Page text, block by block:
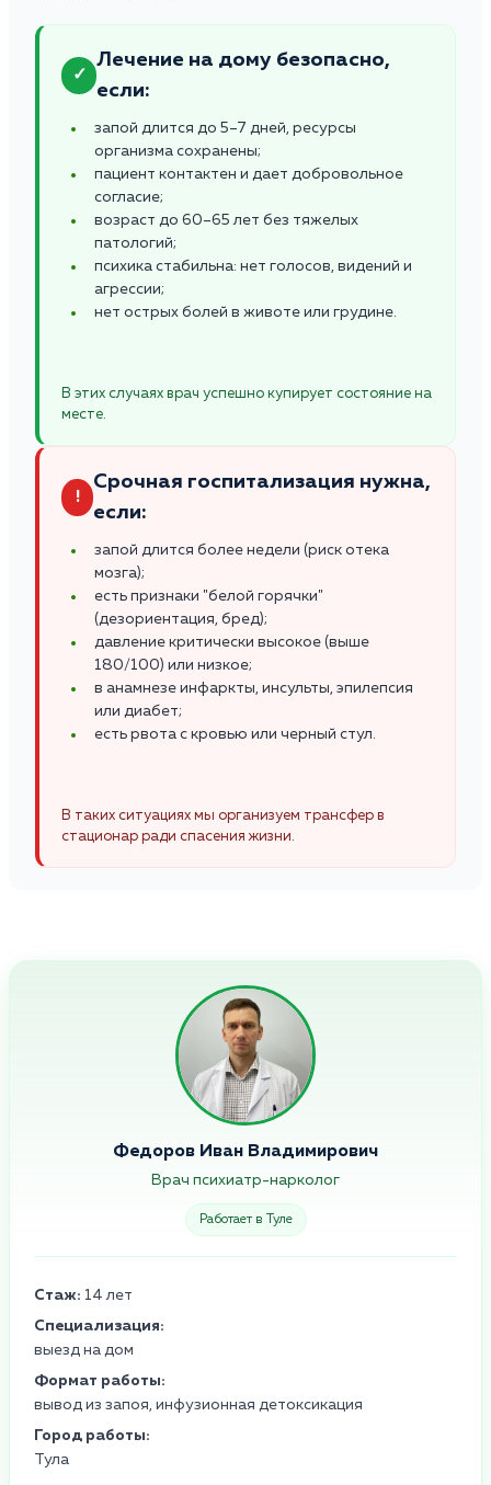
✓
Лечение на дому безопасно,
если:
запой длится до 5–7 дней, ресурсы
организма сохранены;
пациент контактен и дает добровольное
согласие;
возраст до 60–65 лет без тяжелых
патологий;
психика стабильна: нет голосов, видений и
агрессии;
нет острых болей в животе или грудине.
В этих случаях врач успешно купирует состояние на
месте.
!
Срочная госпитализация нужна,
если:
запой длится более недели (риск отека
мозга);
есть признаки "белой горячки"
(дезориентация, бред);
давление критически высокое (выше
180/100) или низкое;
в анамнезе инфаркты, инсульты, эпилепсия
или диабет;
есть рвота с кровью или черный стул.
В таких ситуациях мы организуем трансфер в
стационар ради спасения жизни.
Федоров Иван Владимирович
Врач психиатр-нарколог
Работает в Туле
Стаж: 14 лет
Специализация:
выезд на дом
Формат работы:
вывод из запоя, инфузионная детоксикация
Город работы:
Тула